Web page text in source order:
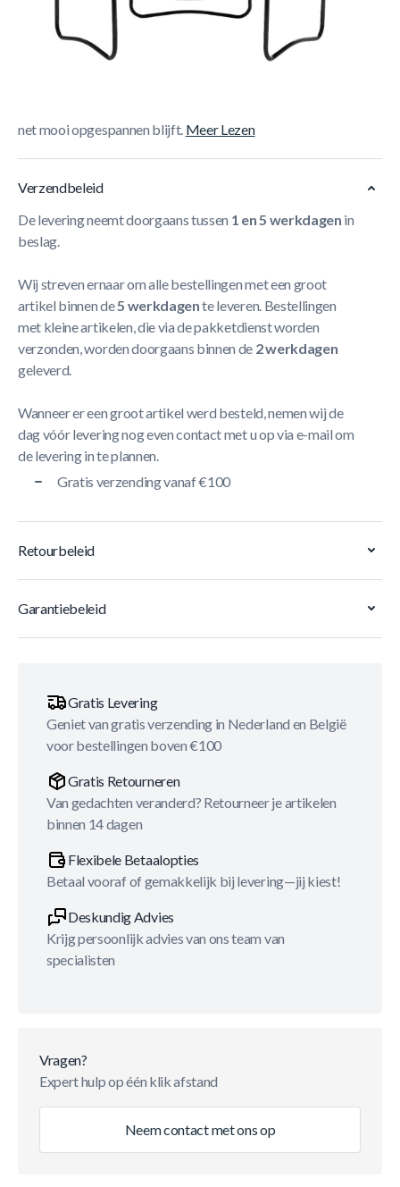
Korte Beschrijving
De Salta Comfort Edition Trampoline is een veilige
trampoline die we standaard met veiligheidsnet leveren.
net mooi opgespannen blijft. Meer Lezen
Verzendbeleid
De levering neemt doorgaans tussen 1 en 5 werkdagen in
beslag.
Wij streven ernaar om alle bestellingen met een groot
artikel binnen de5 werkdagente leveren. Bestellingen
met kleine artikelen, die via de pakketdienst worden
verzonden, worden doorgaans binnen de 2 werkdagen
geleverd.
Wanneer er een groot artikel werd besteld, nemen wij de
dag vóór levering nog even contact met u op via e-mail om
de levering in te plannen.
Gratis verzending vanaf €100
Retourbeleid
Garantiebeleid
Gratis Levering
Geniet van gratis verzending in Nederland en België
voor bestellingen boven €100
Gratis Retourneren
Van gedachten veranderd? Retourneer je artikelen
binnen 14 dagen
Flexibele Betaalopties
Betaal vooraf of gemakkelijk bij levering—jij kiest!
Deskundig Advies
Krijg persoonlijk advies van ons team van
specialisten
Vragen?
Expert hulp op één klik afstand
Neem contact met ons op